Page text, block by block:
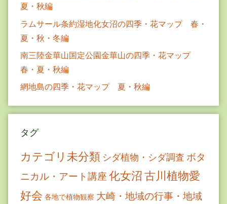
夏・秋編
ラムサール条約湿地化女沼の四季・花マップ 春・
夏・秋・冬編
南三陸金華山国定公園金華山の四季・花マップ
春・夏・秋編
網地島の四季・花マップ 夏・秋編
タグ
カテゴリ未分類 シダ植物・シダ調査 ボタ
ニカル・アート講座 化女沼古川植物愛
好会 各地で植物観察 大崎・地域の行事・地域